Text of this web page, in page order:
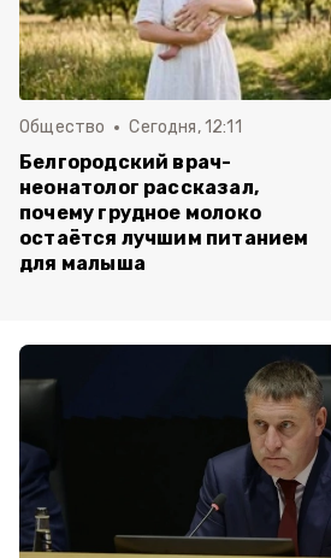
Общество Сегодня, 12:11
Белгородский врач-
неонатолог рассказал,
почему грудное молоко
остаётся лучшим питанием
для малыша